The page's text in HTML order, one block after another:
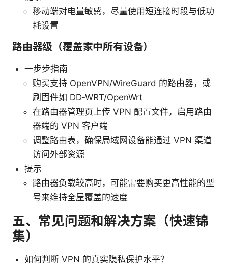
移动端对电量敏感，尽量使用短连接时段与低功
耗设置
路由器级（覆盖家中所有设备）
一步步指南
购买支持 OpenVPN/WireGuard 的路由器，或
刷固件如 DD‑WRT/OpenWrt
在路由器管理页上传 VPN 配置文件，启用路由
器端的 VPN 客户端
调整路由表，确保局域网设备能通过 VPN 渠道
访问外部资源
提示
路由器负载较高时，可能需要购买更高性能的型
号来维持全屋覆盖的速度
五、常见问题和解决方案（快速锦
集）
如何判断 VPN 的真实隐私保护水平？